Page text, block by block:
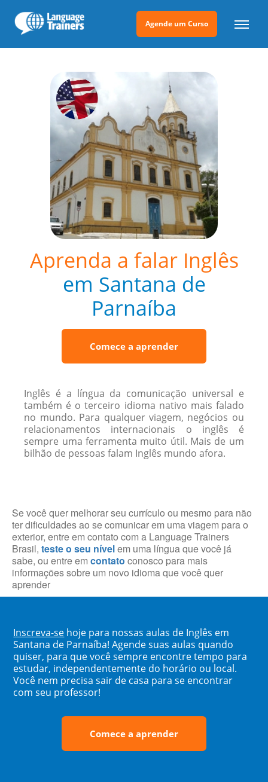
Agende um Curso
Aprenda a falar Inglês
em Santana de
Parnaíba
Comece a aprender
Inglês é a língua da comunicação universal e
também é o terceiro idioma nativo mais falado
no mundo. Para qualquer viagem, negócios ou
relacionamentos internacionais o inglês é
sempre uma ferramenta muito útil. Mais de um
bilhão de pessoas falam Inglês mundo afora.
Se você quer melhorar seu currículo ou mesmo para não
ter dificuldades ao se comunicar em uma viagem para o
exterior, entre em contato com a Language Trainers
Brasil, teste o seu nívelem uma língua que você já
sabe, ou entre em contato conosco para mais
informações sobre um novo idioma que você quer
aprender
Inscreva-se hoje para nossas aulas de Inglês em
Santana de Parnaíba! Agende suas aulas quando
quiser, para que você sempre encontre tempo para
estudar, independentemente do horário ou local.
Você nem precisa sair de casa para se encontrar
com seu professor!
Comece a aprender